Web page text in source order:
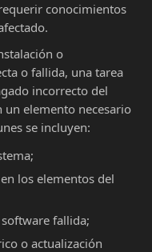
conocimientos
o
o fallida, una tarea
incorrecto del
un elemento necesario
se incluyen:
los elementos del
fallida;
o actualización